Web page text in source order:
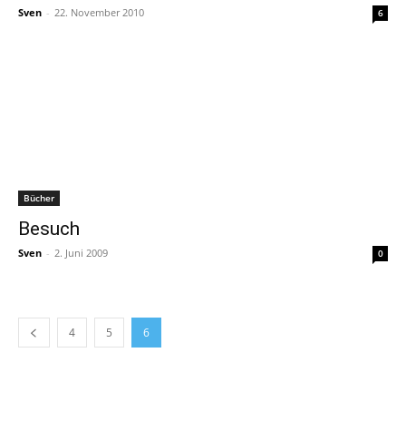
Sven - 22. November 2010 6
Bücher
Besuch
Sven - 2. Juni 2009 0
4 5 6